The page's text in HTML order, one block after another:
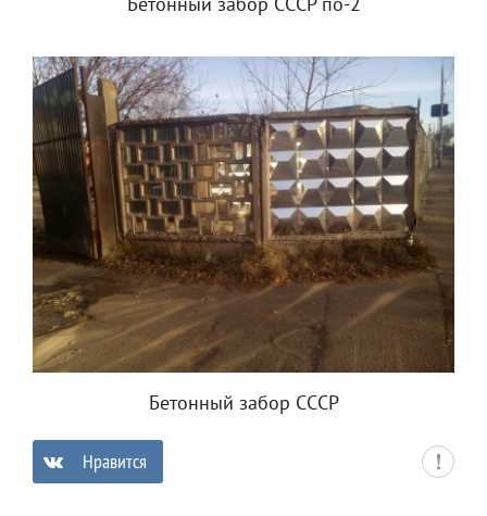
Бетонный забор СССР по-2
Бетонный забор СССР
Нравится